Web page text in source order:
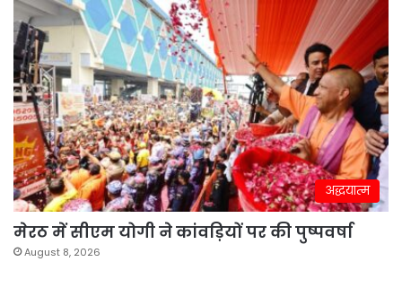
अद्धयात्म
मेरठ में सीएम योगी ने कांवड़ियों पर की पुष्पवर्षा
August 8, 2026